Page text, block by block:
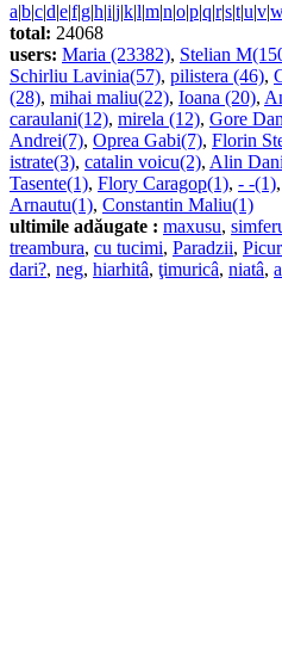
a|b|c|d|e|f|g|h|i|j|k|l|m|n|o|p|q|r|s|t|u|v|
total: 24068
users: Maria (23382), Stelian
Schirliu Lavinia(57), pilistera (46),
(28), mihai maliu(22), Ioana (20),
caraulani(12), mirela (12), Gore
Andrei(7), Oprea Gabi(7), Florin
istrate(3), catalin voicu(2), Alin
Tasente(1), Flory Caragop(1), - -(1),
Arnautu(1), Constantin Maliu(1)
ultimile adăugate : maxusu,
treambura, cu tucimi, Paradzii,
dari?, neg, hiarhitâ, ţimuricâ, niatâ,